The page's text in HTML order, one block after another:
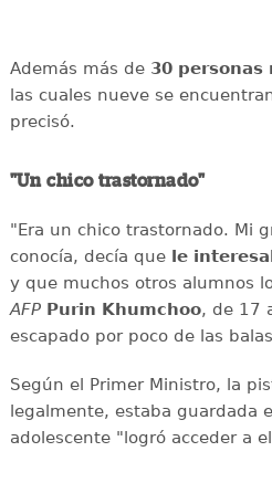
Además más de 30
las cuales nueve se
precisó.
"Un chico trastornado"
"Era un chico trastornado. Mi
conocía, decía que le
y que muchos otros alumnos
AFP Purin Khumchoo, de 17
escapado por poco de las
Según el Primer Ministro, la
legalmente, estaba guardada
adolescente "logró acceder a